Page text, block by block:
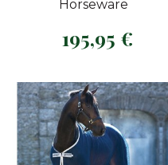
Horseware
Prix
195,95 €